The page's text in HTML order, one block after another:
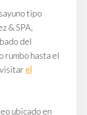
tipo
& SPA,
del
rumbo hasta el
el
ubicado en